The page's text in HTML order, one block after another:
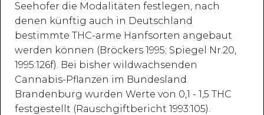
Seehofer die Modalitäten festlegen, nach
denen künftig auch in Deutschland
bestimmte THC-arme Hanfsorten angebaut
werden können (Bröckers 1995; Spiegel Nr.20,
1995:126f). Bei bisher wildwachsenden
Cannabis-Pflanzen im Bundesland
Brandenburg wurden Werte von 0,1 - 1,5 THC
festgestellt (Rauschgiftbericht 1993:105).